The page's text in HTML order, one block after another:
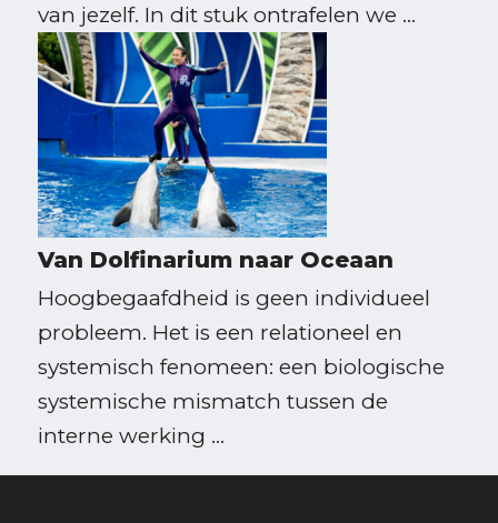
van jezelf. In dit stuk ontrafelen we ...
Van Dolfinarium naar Oceaan
Hoogbegaafdheid is geen individueel
probleem. Het is een relationeel en
systemisch fenomeen: een biologische
systemische mismatch tussen de
interne werking ...